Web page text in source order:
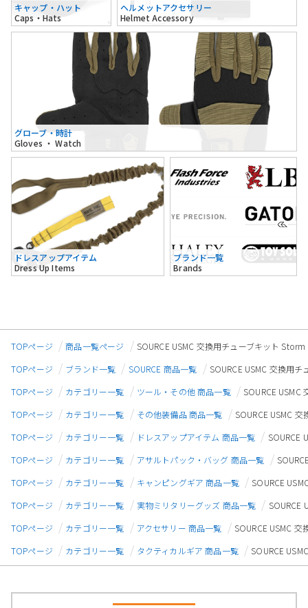
キャップ・ハット
Caps・Hats
ヘルメットアクセサリー
Helmet Accessory
グローブ・時計
Gloves ・ Watch
ドレスアップアイテム
Dress Up Items
ブランド一覧
Brands
TOPページ 商品一覧ページ
SOURCE USMC 交換用チューブキット
TOPページ
ブランド一覧 SOURCE 商品一覧
SOURCE USMC 交換用
TOPページ
カテゴリー一覧 ツール・その他 商品一覧
SOURCE
TOPページ
カテゴリー一覧 その他装備品 商品一覧
SOURCE USMC
TOPページ
カテゴリー一覧 ドレスアップアイテム 商品一覧
SOURCE
TOPページ
カテゴリー一覧 アサルトパック・バッグ 商品一覧
TOPページ
カテゴリー一覧 キャンピングギア 商品一覧
SOURCE
TOPページ
カテゴリー一覧 実物ミリタリーグッズ 商品一覧
SOURCE
TOPページ
カテゴリー一覧 アクセサリー 商品一覧
SOURCE USMC
TOPページ
カテゴリー一覧 タクティカルギア 商品一覧 SOURCE